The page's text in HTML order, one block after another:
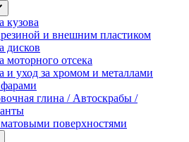
кузова
резиной и внешним пластиком
дисков
моторного отсека
и уход за хромом и металлами
глина / Автоскрабы /
матовыми поверхностями